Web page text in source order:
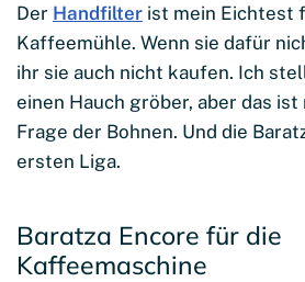
Der Handfilter ist mein Eichtest
Kaffeemühle. Wenn sie dafür
ihr sie auch nicht kaufen. Ich
einen Hauch gröber, aber das ist
Frage der Bohnen. Und die
ersten Liga.
Baratza Encore für die
Kaffeemaschine